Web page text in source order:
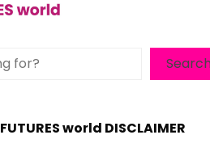
world DISCLAIMER